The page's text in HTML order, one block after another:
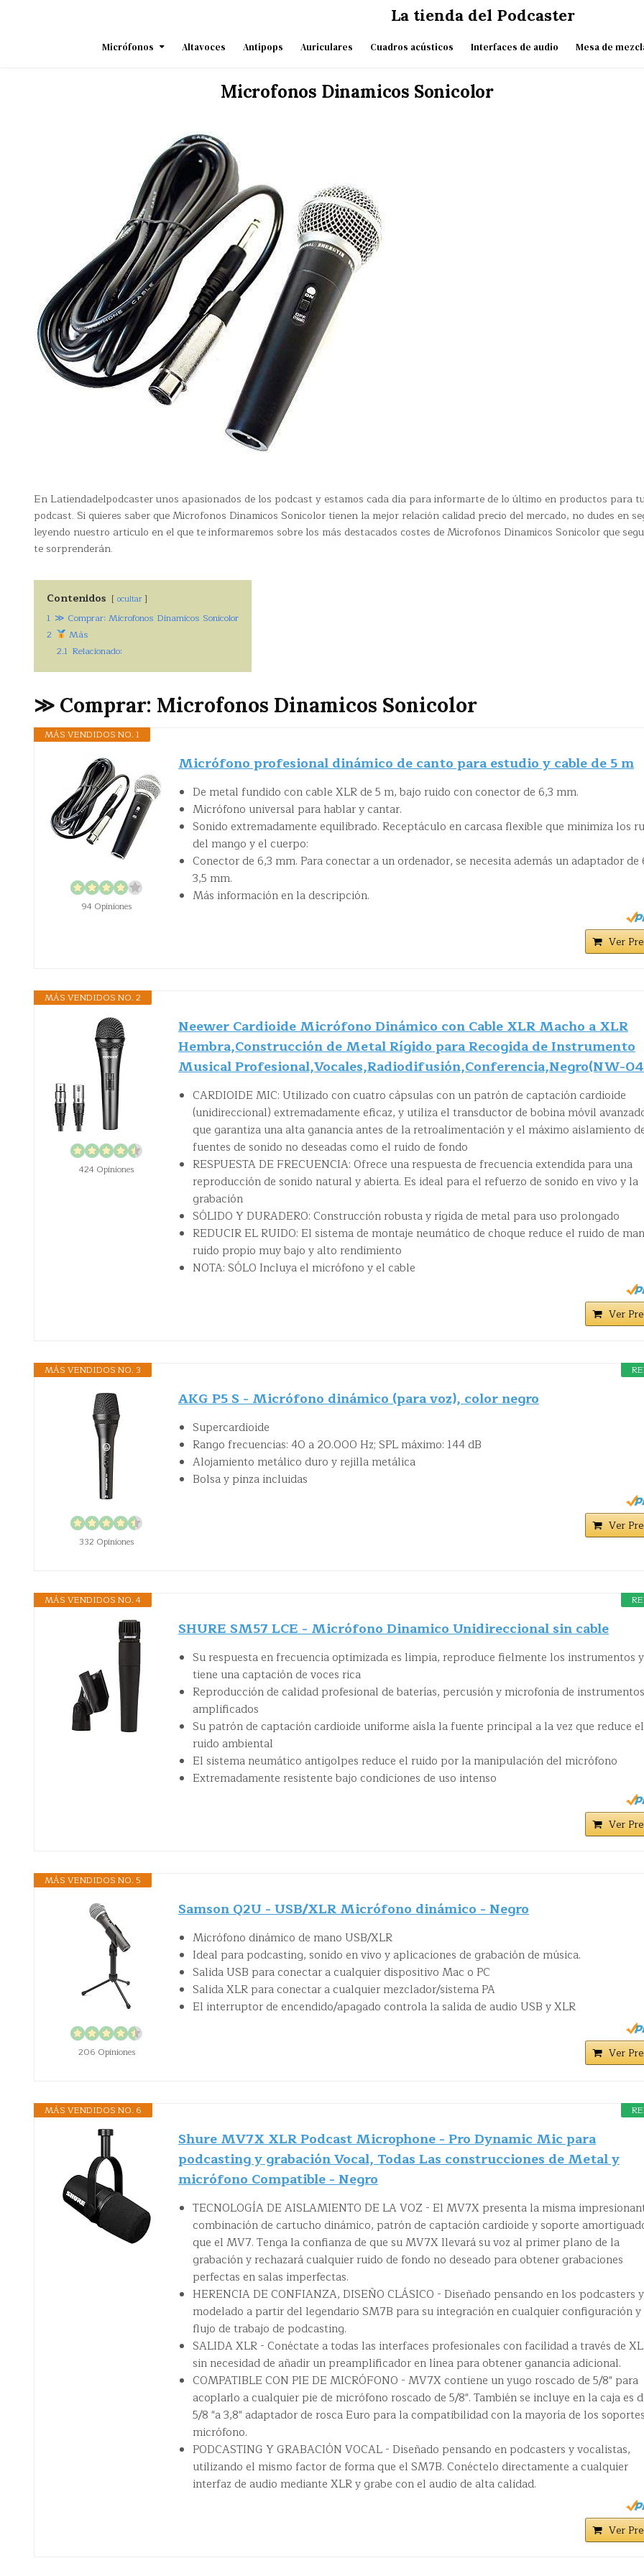
La tienda del Podcaster
Micrófonos Altavoces Antipops Auriculares Cuadros acústicos Interfaces de audio Mesa de
Microfonos Dinamicos Sonicolor
En Latiendadelpodcaster unos apasionados de los podcast y estamos cada día para informarte de lo último en productos para
podcast. Si quieres saber que Microfonos Dinamicos Sonicolor tienen la mejor relación calidad precio del mercado, no dudes en
leyendo nuestro articulo en el que te informaremos sobre los más destacados costes de Microfonos Dinamicos Sonicolor que
te sorprenderán.
Contenidos ocultar
1 ≫ Comprar: Microfonos Dinamicos Sonicolor
2
Más
2.1 Relacionado:
≫ Comprar: Microfonos Dinamicos Sonicolor
MÁS VENDIDOS NO. 1
94 Opiniones
Micrófono profesional dinámico de canto para estudio y cable de 5 m
De metal fundido con cable XLR de 5 m, bajo ruido con conector de 6,3 mm.
Micrófono universal para hablar y cantar.
Sonido extremadamente equilibrado. Receptáculo en carcasa flexible que minimiza los
del mango y el cuerpo:
Conector de 6,3 mm. Para conectar a un ordenador, se necesita además un adaptador de
3,5 mm.
Más información en la descripción.
Ver
MÁS VENDIDOS NO. 2
424 Opiniones
Neewer Cardioide Micrófono Dinámico con Cable XLR Macho a XLR
Hembra,Construcción de Metal Rígido para Recogida de Instrumento
Musical Profesional,Vocales,Radiodifusión,Conferencia,Negro(NW-
CARDIOIDE MIC: Utilizado con cuatro cápsulas con un patrón de captación cardioide
(unidireccional) extremadamente eficaz, y utiliza el transductor de bobina móvil
que garantiza una alta ganancia antes de la retroalimentación y el máximo aislamiento
fuentes de sonido no deseadas como el ruido de fondo
RESPUESTA DE FRECUENCIA: Ofrece una respuesta de frecuencia extendida para una
reproducción de sonido natural y abierta. Es ideal para el refuerzo de sonido en vivo y la
grabación
SÓLIDO Y DURADERO: Construcción robusta y rígida de metal para uso prolongado
REDUCIR EL RUIDO: El sistema de montaje neumático de choque reduce el ruido de
ruido propio muy bajo y alto rendimiento
NOTA: SÓLO Incluya el micrófono y el cable
Ver
MÁS VENDIDOS NO. 3
332 Opiniones
AKG P5 S - Micrófono dinámico (para voz), color negro
Supercardioide
Rango frecuencias: 40 a 20.000 Hz; SPL máximo: 144 dB
Alojamiento metálico duro y rejilla metálica
Bolsa y pinza incluidas
Ver
MÁS VENDIDOS NO. 4
SHURE SM57 LCE - Micrófono Dinamico Unidireccional sin cable
Su respuesta en frecuencia optimizada es limpia, reproduce fielmente los instrumentos y
tiene una captación de voces rica
Reproducción de calidad profesional de baterías, percusión y microfonía de instrumentos
amplificados
Su patrón de captación cardioide uniforme aísla la fuente principal a la vez que reduce el
ruido ambiental
El sistema neumático antigolpes reduce el ruido por la manipulación del micrófono
Extremadamente resistente bajo condiciones de uso intenso
Ver
MÁS VENDIDOS NO. 5
206 Opiniones
Samson Q2U - USB/XLR Micrófono dinámico - Negro
Micrófono dinámico de mano USB/XLR
Ideal para podcasting, sonido en vivo y aplicaciones de grabación de música.
Salida USB para conectar a cualquier dispositivo Mac o PC
Salida XLR para conectar a cualquier mezclador/sistema PA
El interruptor de encendido/apagado controla la salida de audio USB y XLR
Ver
MÁS VENDIDOS NO. 6
Shure MV7X XLR Podcast Microphone - Pro Dynamic Mic para
podcasting y grabación Vocal, Todas Las construcciones de Metal y
micrófono Compatible - Negro
TECNOLOGÍA DE AISLAMIENTO DE LA VOZ - El MV7X presenta la misma
combinación de cartucho dinámico, patrón de captación cardioide y soporte
que el MV7. Tenga la confianza de que su MV7X llevará su voz al primer plano de la
grabación y rechazará cualquier ruido de fondo no deseado para obtener grabaciones
perfectas en salas imperfectas.
HERENCIA DE CONFIANZA, DISEÑO CLÁSICO - Diseñado pensando en los podcasters y
modelado a partir del legendario SM7B para su integración en cualquier configuración y
flujo de trabajo de podcasting.
SALIDA XLR - Conéctate a todas las interfaces profesionales con facilidad a través de
sin necesidad de añadir un preamplificador en línea para obtener ganancia adicional.
COMPATIBLE CON PIE DE MICRÓFONO - MV7X contiene un yugo roscado de 5/8" para
acoplarlo a cualquier pie de micrófono roscado de 5/8". También se incluye en la caja es
5/8 "a 3,8" adaptador de rosca Euro para la compatibilidad con la mayoría de los
micrófono.
PODCASTING Y GRABACIÓN VOCAL - Diseñado pensando en podcasters y vocalistas,
utilizando el mismo factor de forma que el SM7B. Conéctelo directamente a cualquier
interfaz de audio mediante XLR y grabe con el audio de alta calidad.
Ver